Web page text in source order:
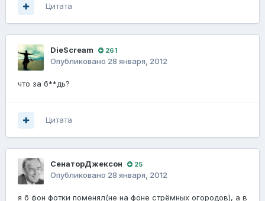
Цитата
DieScream 261
Опубликовано 28 января, 2012
что за б**дь?
Цитата
СенаторДжексон 25
Опубликовано 28 января, 2012
я б фон фотки поменял(не на фоне стрёмных огородов), а в